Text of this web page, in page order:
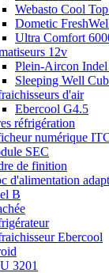
Webasto Cool
Dometic
Ultra Comfort
12v
Plein-Aircon
Sleeping Well
d'air
Ebercool G4.5
réfrigération
numérique
SEC
de finition
d'alimentation
B
Ebercool
3201